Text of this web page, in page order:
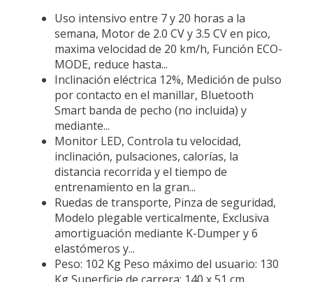
Uso intensivo entre 7 y 20 horas a la
semana, Motor de 2.0 CV y 3.5 CV en pico,
maxima velocidad de 20 km/h, Función ECO-
MODE, reduce hasta...
Inclinación eléctrica 12%, Medición de pulso
por contacto en el manillar, Bluetooth
Smart banda de pecho (no incluida) y
mediante...
Monitor LED, Controla tu velocidad,
inclinación, pulsaciones, calorías, la
distancia recorrida y el tiempo de
entrenamiento en la gran...
Ruedas de transporte, Pinza de seguridad,
Modelo plegable verticalmente, Exclusiva
amortiguación mediante K-Dumper y 6
elastómeros y...
Peso: 102 Kg Peso máximo del usuario: 130